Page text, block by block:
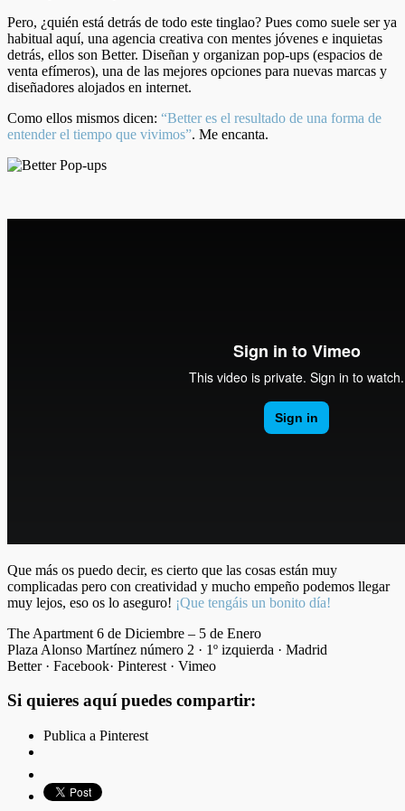
Pero, ¿quién está detrás de todo este tinglao? Pues como suele ser ya
habitual aquí, una agencia creativa con mentes jóvenes e inquietas
detrás, ellos son Better. Diseñan y organizan pop-ups (espacios de
venta efímeros), una de las mejores opciones para nuevas marcas y
diseñadores alojados en internet.
Como ellos mismos dicen: “Better es el resultado de una forma de
entender el tiempo que vivimos”. Me encanta.
Que más os puedo decir, es cierto que las cosas están muy
complicadas pero con creatividad y mucho empeño podemos llegar
muy lejos, eso os lo aseguro! ¡Que tengáis un bonito día!
The Apartment 6 de Diciembre – 5 de Enero
Plaza Alonso Martínez número 2 · 1º izquierda · Madrid
Better · Facebook· Pinterest · Vimeo
Si quieres aquí puedes compartir:
Publica a Pinterest